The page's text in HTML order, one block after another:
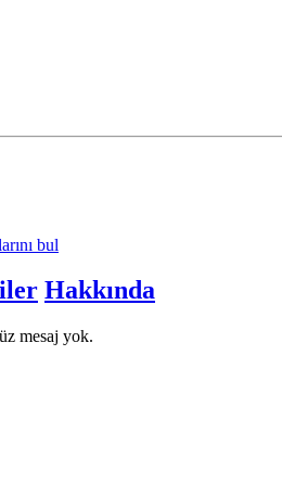
bul
Hakkında
mesaj yok.